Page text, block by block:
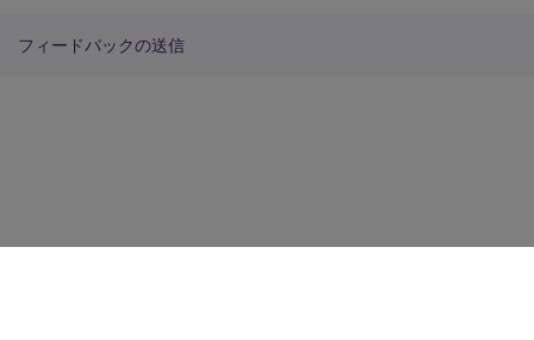
フィードバックの送信